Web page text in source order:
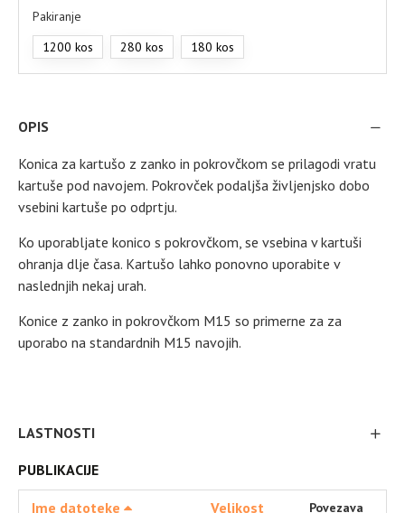
Pakiranje
1200 kos
280 kos 180 kos
OPIS
Konica za kartušo z zanko in pokrovčkom se prilagodi vratu
kartuše pod navojem. Pokrovček podaljša življenjsko dobo
vsebini kartuše po odprtju.
Ko uporabljate konico s pokrovčkom, se vsebina v kartuši
ohranja dlje časa. Kartušo lahko ponovno uporabite v
naslednjih nekaj urah.
Konice z zanko in pokrovčkom M15 so primerne za za
uporabo na standardnih M15 navojih.
LASTNOSTI
PUBLIKACIJE
Ime datoteke Velikost Povezava